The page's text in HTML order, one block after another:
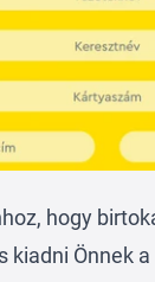
hogy
kiadni Önnek